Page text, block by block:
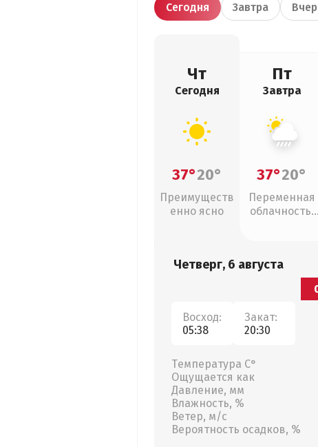
Сегодня Завтра
Чт
Сегодня
37°20°
Преимуществ
енно ясно
Пт
Завтра
37°20°
Переменная
облачность,
Четверг, 6 августа
Восход:
05:38
Закат:
20:30
Температура С°
Ощущается как
Давление, мм
Влажность, %
Ветер, м/с
Вероятность осадков, %